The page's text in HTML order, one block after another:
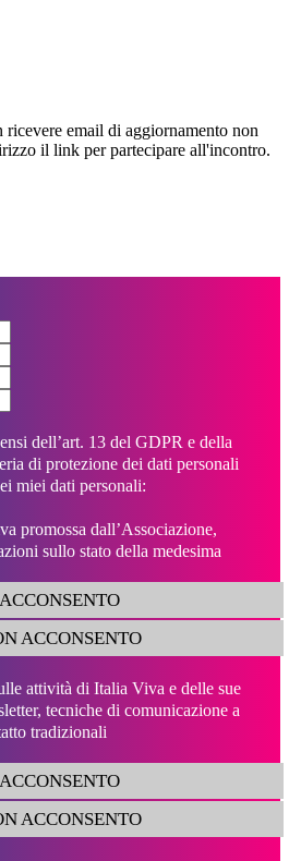
email di aggiornamento non
il link per partecipare all'incontro.
dell’art. 13 del GDPR e della
di protezione dei dati personali
miei dati personali:
promossa dall’Associazione,
sullo stato della medesima
ACCONSENTO
ACCONSENTO
attività di Italia Viva e delle sue
tecniche di comunicazione a
tradizionali
ACCONSENTO
ACCONSENTO